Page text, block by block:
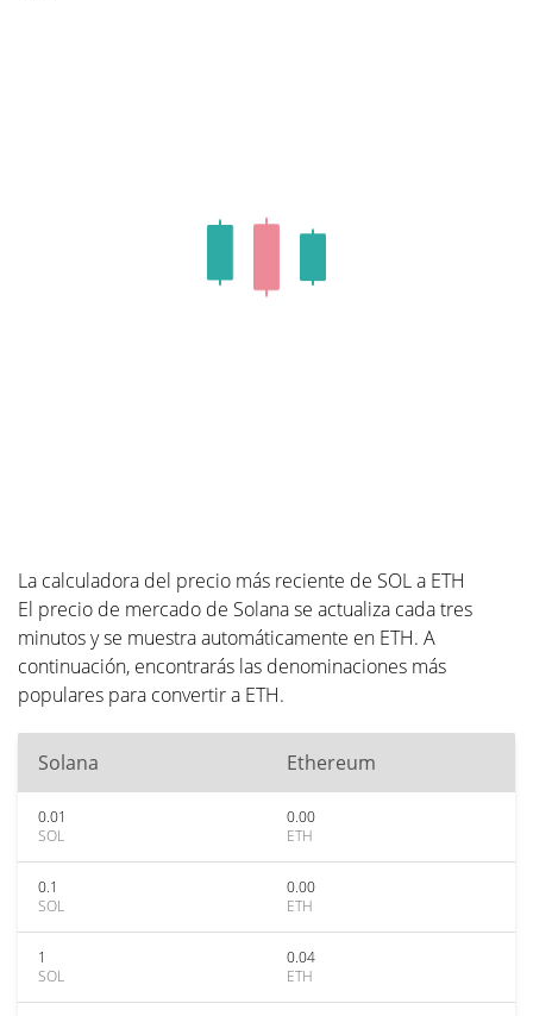
La calculadora del precio más reciente de SOL a ETH
El precio de mercado de Solana se actualiza cada tres
minutos y se muestra automáticamente en ETH. A
continuación, encontrarás las denominaciones más
populares para convertir a ETH.
Solana Ethereum
0.01
SOL
0.00
ETH
0.1
SOL
0.00
ETH
1
SOL
0.04
ETH